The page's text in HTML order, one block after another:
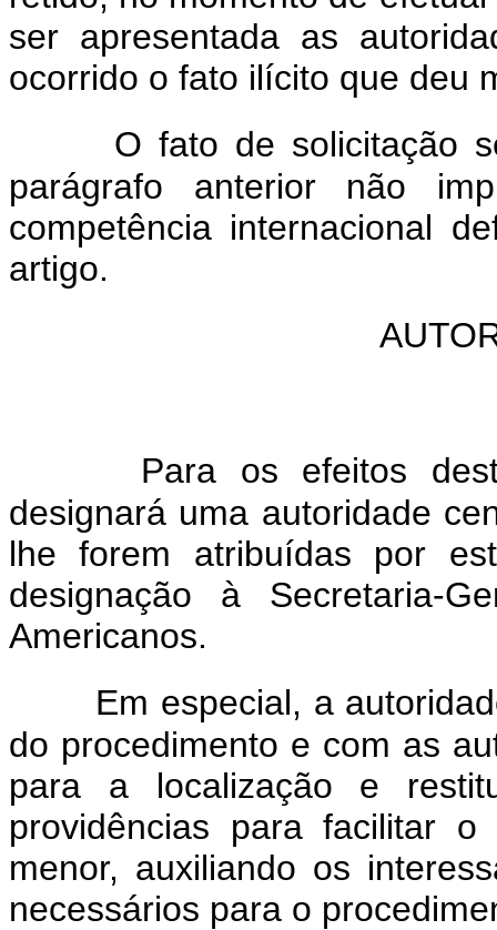
ser apresentada as
ocorrido o fato ilícito que deu
O fato de solicitação
parágrafo anterior não
competência internacional
artigo.
Para os efeitos
designará uma autoridade
lhe forem atribuídas por
designação à Secretaria-
Americanos.
Em especial, a
do procedimento e com as
para a localização e
providências para facilitar
menor, auxiliando os
necessários para o